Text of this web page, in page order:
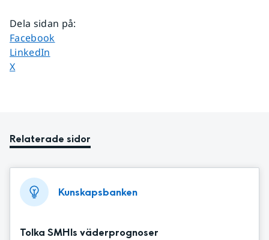
Dela sidan på:
Dela sidan på
Facebook
Dela sidan på
LinkedIn
Dela sidan på
X
Relaterade sidor
Kunskapsbanken
Tolka SMHIs väderprognoser